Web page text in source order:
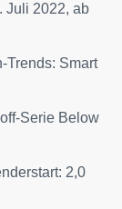
Juli 2022, ab
Trends: Smart
Serie Below
2,0